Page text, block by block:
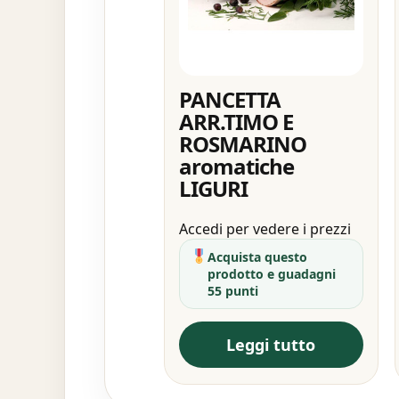
PANCETTA
ARR.TIMO E
ROSMARINO
aromatiche
LIGURI
Accedi per vedere i prezzi
Acquista questo
prodotto e guadagni
55 punti
Leggi tutto